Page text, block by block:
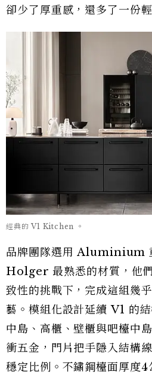
卻少了厚重感，還多了一份
經典的 V1 Kitchen 。
品牌團隊選用 Aluminium
Holger 最熟悉的材質，他
致性的挑戰下，完成這組幾
藝。模組化設計延續 V1 的
中島、高櫃、壁櫃與吧檯中
衝五金，門片把手隱入結構
穩定比例。不鏽鋼檯面厚度4